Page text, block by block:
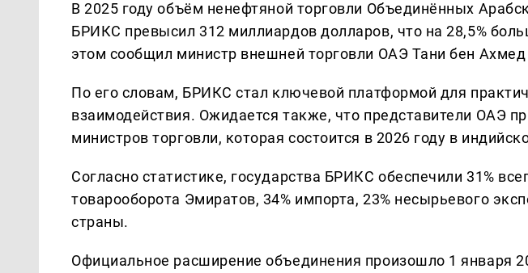
В 2025 году объём ненефтяной торговли Объединённых
БРИКС превысил 312 миллиардов долларов, что на 28,5%
этом сообщил министр внешней торговли ОАЭ Тани бен Ахмед
По его словам, БРИКС стал ключевой платформой для
взаимодействия. Ожидается также, что представители ОАЭ
министров торговли, которая состоится в 2026 году в
Согласно статистике, государства БРИКС обеспечили 31%
товарооборота Эмиратов, 34% импорта, 23% несырьевого
страны.
Официальное расширение объединения произошло 1 января